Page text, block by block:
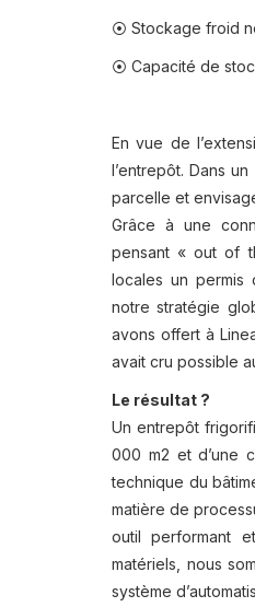
⦿ Stockage froid
⦿ Capacité de
En vue de
l’entrepôt. Dans
parcelle et
Grâce à une
pensant « out of
locales un permis
notre stratégie
avons offert à
avait cru possible
Le résultat ?
Un entrepôt
000 m2 et d’une
technique du
matière de
outil performant
matériels, nous
système